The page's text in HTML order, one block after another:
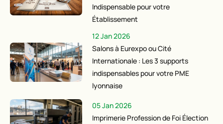
Indispensable pour votre
Établissement
12 Jan 2026
Salons à Eurexpo ou Cité
Internationale : Les 3 supports
indispensables pour votre PME
lyonnaise
05 Jan 2026
Imprimerie Profession de Foi Élection